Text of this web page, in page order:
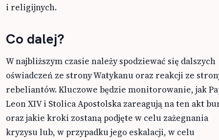
i religijnych.
Co dalej?
W najbliższym czasie należy spodziewać się dalszych
oświadczeń ze strony Watykanu oraz reakcji ze
rebeliantów. Kluczowe będzie monitorowanie, jak
Leon XIV i Stolica Apostolska zareagują na ten akt
oraz jakie kroki zostaną podjęte w celu zażegnania
kryzysu lub, w przypadku jego eskalacji, w celu